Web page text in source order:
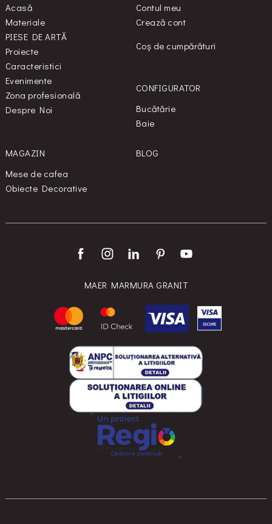
Acasă
Materiale
PIESE DE ARTĂ
Proiecte
Caracteristici
Evenimente
Zona profesională
Despre Noi
Contul meu
Crează cont
Coș de cumpărături
CONFIGURATOR
Bucătărie
Baie
MAGAZIN
Mese de cafea
Obiecte Decorative
BLOG
MAER MARMURA GRANIT